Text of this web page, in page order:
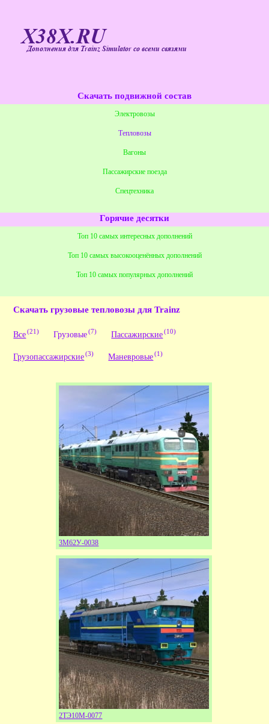
Дополнения для Trainz Simulator со всеми связями
X38X.RU
Скачать грузовые тепловозы для Trainz
Все(21) Грузовые(7) Пассажирские(10)
Грузопассажирские(3) Маневровые(1)
3М62У-0038
2ТЭ10М-0077
Скачать подвижной состав
Электровозы
Тепловозы
Вагоны
Пассажирские поезда
Спецтехника
Горячие десятки
Топ 10 самых интересных дополнений
Топ 10 самых высокооценённых дополнений
Топ 10 самых популярных дополнений